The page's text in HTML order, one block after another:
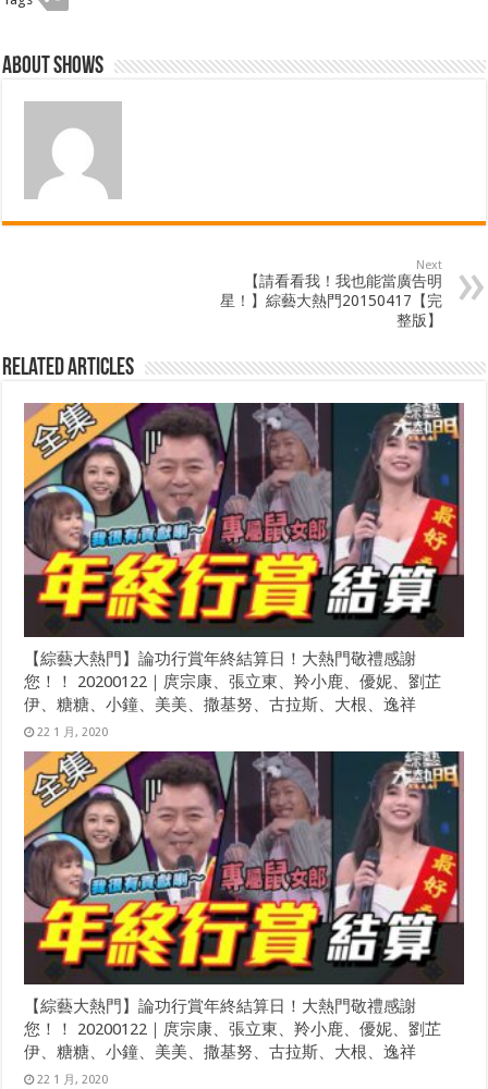
About shows
Next
【請看看我！我也能當廣告明
星！】綜藝大熱門20150417【完
整版】
Related Articles
【綜藝大熱門】論功行賞年終結算日！大熱門敬禮感謝
您！！ 20200122｜庹宗康、張立東、羚小鹿、優妮、劉芷
伊、糖糖、小鐘、美美、撒基努、古拉斯、大根、逸祥
22 1 月, 2020
【綜藝大熱門】論功行賞年終結算日！大熱門敬禮感謝
您！！ 20200122｜庹宗康、張立東、羚小鹿、優妮、劉芷
伊、糖糖、小鐘、美美、撒基努、古拉斯、大根、逸祥
22 1 月, 2020